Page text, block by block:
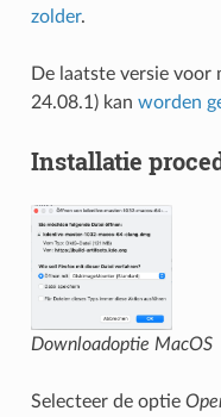
zolder.
De laatste versie voor
24.08.1) kan worden
Installatie
Downloadoptie MacOS
Selecteer de optie